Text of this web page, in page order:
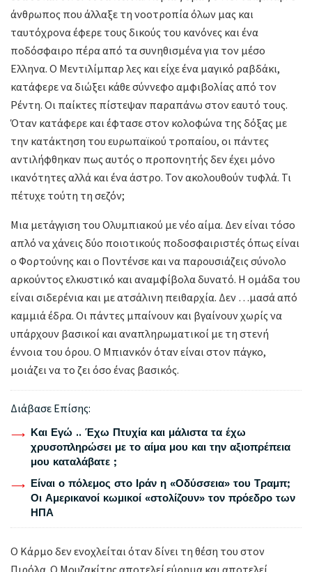
άνθρωπος που άλλαξε τη νοοτροπία όλων μας και
ταυτόχρονα έφερε τους δικούς του κανόνες και ένα
ποδόσφαιρο πέρα από τα συνηθισμένα για τον μέσο
Ελληνα. Ο Μεντιλίμπαρ λες και είχε ένα μαγικό ραβδάκι,
κατάφερε να διώξει κάθε σύννεφο αμφιβολίας από τον
Ρέντη. Οι παίκτες πίστεψαν παραπάνω στον εαυτό τους.
Όταν κατάφερε και έφτασε στον κολοφώνα της δόξας με
την κατάκτηση του ευρωπαϊκού τροπαίου, οι πάντες
αντιλήφθηκαν πως αυτός ο προπονητής δεν έχει μόνο
ικανότητες αλλά και ένα άστρο. Τον ακολουθούν τυφλά. Τι
πέτυχε τούτη τη σεζόν;
Μια μετάγγιση του Ολυμπιακού με νέο αίμα. Δεν είναι τόσο
απλό να χάνεις δύο ποιοτικούς ποδοσφαιριστές όπως είναι
ο Φορτούνης και ο Ποντένσε και να παρουσιάζεις σύνολο
αρκούντος ελκυστικό και αναμφίβολα δυνατό. Η ομάδα του
είναι σιδερένια και με ατσάλινη πειθαρχία. Δεν …μασά από
καμμιά έδρα. Οι πάντες μπαίνουν και βγαίνουν χωρίς να
υπάρχουν βασικοί και αναπληρωματικοί με τη στενή
έννοια του όρου. Ο Μπιανκόν όταν είναι στον πάγκο,
μοιάζει να το ζει όσο ένας βασικός.
Διάβασε Επίσης:
Και Εγώ .. Έχω Πτυχία και μάλιστα τα έχω
χρυσοπληρώσει με το αίμα μου και την αξιοπρέπεια
μου καταλάβατε ;
Είναι ο πόλεμος στο Ιράν η «Οδύσσεια» του Τραμπ;
Οι Αμερικανοί κωμικοί «στολίζουν» τον πρόεδρο των
ΗΠΑ
Ο Κάρμο δεν ενοχλείται όταν δίνει τη θέση του στον